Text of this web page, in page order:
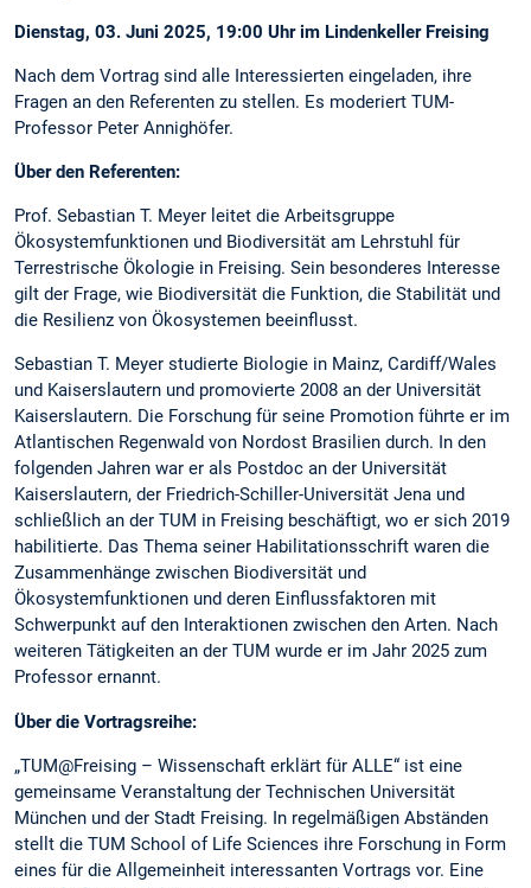
Dienstag, 03. Juni 2025, 19:00 Uhr im Lindenkeller Freising
Nach dem Vortrag sind alle Interessierten eingeladen, ihre
Fragen an den Referenten zu stellen. Es moderiert TUM-
Professor Peter Annighöfer.
Über den Referenten:
Prof. Sebastian T. Meyer leitet die Arbeitsgruppe
Ökosystemfunktionen und Biodiversität am Lehrstuhl für
Terrestrische Ökologie in Freising. Sein besonderes Interesse
gilt der Frage, wie Biodiversität die Funktion, die Stabilität und
die Resilienz von Ökosystemen beeinflusst.
Sebastian T. Meyer studierte Biologie in Mainz, Cardiff/Wales
und Kaiserslautern und promovierte 2008 an der Universität
Kaiserslautern. Die Forschung für seine Promotion führte er im
Atlantischen Regenwald von Nordost Brasilien durch. In den
folgenden Jahren war er als Postdoc an der Universität
Kaiserslautern, der Friedrich-Schiller-Universität Jena und
schließlich an der TUM in Freising beschäftigt, wo er sich 2019
habilitierte. Das Thema seiner Habilitationsschrift waren die
Zusammenhänge zwischen Biodiversität und
Ökosystemfunktionen und deren Einflussfaktoren mit
Schwerpunkt auf den Interaktionen zwischen den Arten. Nach
weiteren Tätigkeiten an der TUM wurde er im Jahr 2025 zum
Professor ernannt.
Über die Vortragsreihe:
„TUM@Freising – Wissenschaft erklärt für ALLE“ ist eine
gemeinsame Veranstaltung der Technischen Universität
München und der Stadt Freising. In regelmäßigen Abständen
stellt die TUM School of Life Sciences ihre Forschung in Form
eines für die Allgemeinheit interessanten Vortrags vor. Eine